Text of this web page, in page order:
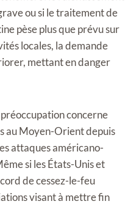
ou si le traitement de
pèse plus que prévu sur
locales, la demande
mettant en danger
concerne
au Moyen-Orient depuis
attaques américano-
si les États-Unis et
de cessez-le-feu
visant à mettre fin